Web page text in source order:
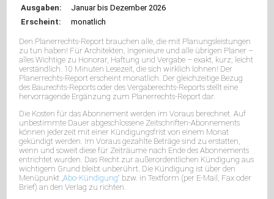
Unser
Urteilsversand
Neuerscheinungen
Baurechtnews
Vergaberechtnews
Planerrechtnews
Wichtige
Änderungen
IN
VORBEREITUNG
Seminare
Ausgaben:
Januar bis Dezember 2026
Erscheint:
monatlich
Den Planerrechts-Report brauchen alle, die mit Planungsleistungen
zu tun haben! Für Architekten, Ingenieure und alle übrigen Planer –
alles Wichtige zu Honorar, Haftung und Vergabe – exakt, kurz, leicht
verständlich. 10 Minuten Lesezeit, die sich wirklich lohnen! Der
Planerrechts-Report erscheint monatlich. Der gleichzeitige Bezug
des Baurechts-Reports oder des Vergaberechts-Reports stellt eine
hervorragende Ergänzung zum Planerrechts-Report dar.
Die Kosten für das Abonnement werden im Voraus berechnet. Auf
unbestimmte Dauer abgeschlossene Zeitschriften-Abonnements
können jederzeit mit einer Kündigungsfrist von einem Monat
gekündigt werden. Im Voraus gezahlte Beträge sind zu erstatten,
wenn und soweit diese für Zeiträume nach Ende des Abonnements
entrichtet wurden. Das Recht zur außerordentlichen Kündigung aus
wichtigem Grund bleibt unberührt. Die Kündigung ist über den
Menüpunkt „Abo-Kündigung“ bzw. in Textform (per E-Mail, Fax oder
Brief) an den Verlag zu richten.